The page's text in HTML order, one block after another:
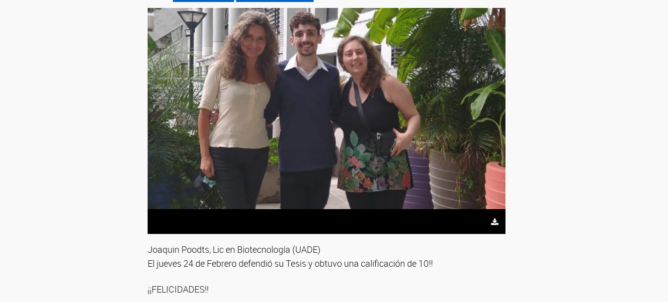
Joaquin Poodts, Lic en Biotecnología (UADE)
El jueves 24 de Febrero defendió su Tesis y obtuvo una calificación de 10!!
¡¡FELICIDADES!!